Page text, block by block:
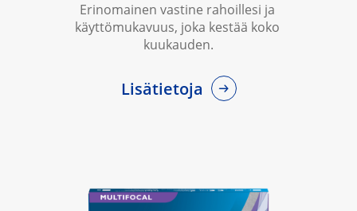
Erinomainen vastine rahoillesi ja
käyttömukavuus, joka kestää koko
kuukauden.
Lisätietoja